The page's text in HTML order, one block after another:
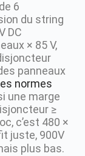
6
du string
DC
× 85 V,
panneaux
normes
une marge
≥
c’est 480 ×
juste, 900V
plus bas.